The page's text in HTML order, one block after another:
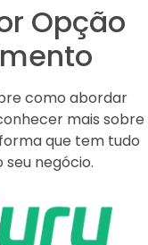
Opção
como abordar
mais sobre
que tem tudo
negócio.